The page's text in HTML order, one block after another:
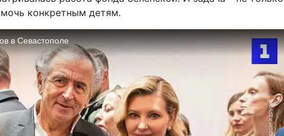
конкретным детям.